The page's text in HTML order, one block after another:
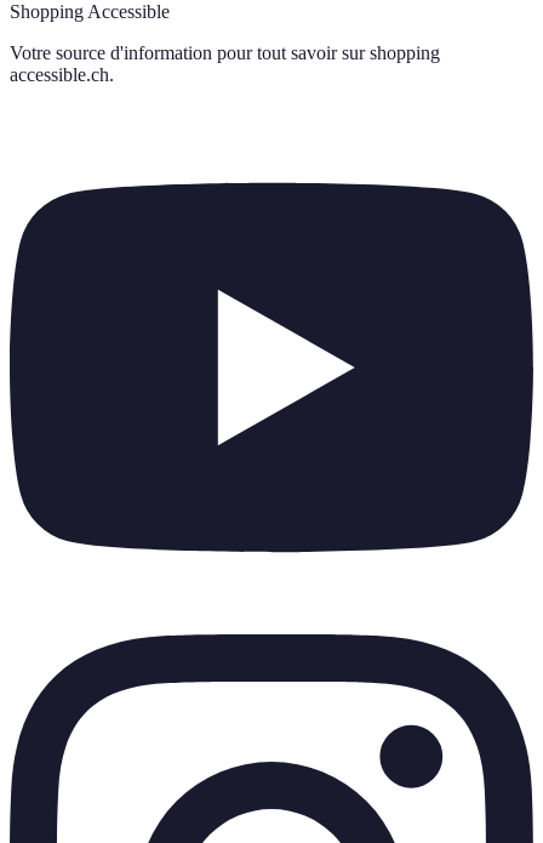
Shopping Accessible
Votre source d'information pour tout savoir sur shopping
accessible.ch.